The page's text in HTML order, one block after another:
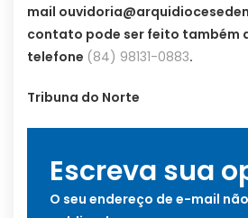
mail
contato pode ser feito também
telefone (84) 98131-0883.
Tribuna do Norte
Escreva sua
O seu endereço de e-mail